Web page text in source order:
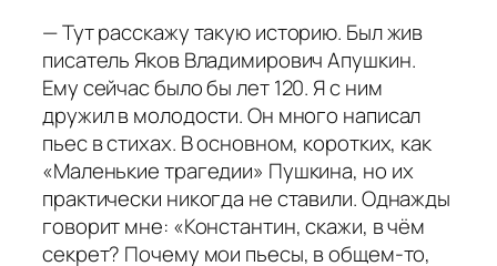
— Тут расскажу такую историю. Был жив
писатель Яков Владимирович Апушкин.
Ему сейчас было бы лет 120. Я с ним
дружил в молодости. Он много написал
пьес в стихах. В основном, коротких, как
«Маленькие трагедии» Пушкина, но их
практически никогда не ставили. Однажды
говорит мне: «Константин, скажи, в чём
секрет? Почему мои пьесы, в общем-то,